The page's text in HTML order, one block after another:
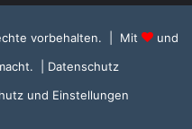
vorbehalten. | Mit
und
| Datenschutz
und Einstellungen